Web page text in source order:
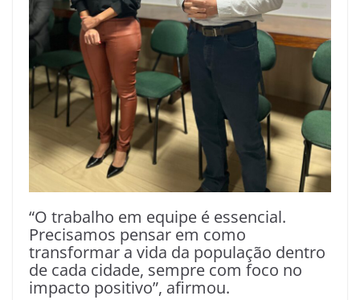
“O trabalho em equipe é essencial.
Precisamos pensar em como
transformar a vida da população dentro
de cada cidade, sempre com foco no
impacto positivo”, afirmou.